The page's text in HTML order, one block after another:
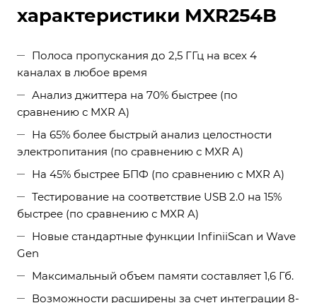
характеристики MXR254B
Полоса пропускания до 2,5 ГГц на всех 4
каналах в любое время
Анализ джиттера на 70% быстрее (по
сравнению с MXR A)
На 65% более быстрый анализ целостности
электропитания (по сравнению с MXR A)
На 45% быстрее БПФ (по сравнению с MXR A)
Тестирование на соответствие USB 2.0 на 15%
быстрее (по сравнению с MXR A)
Новые стандартные функции InfiniiScan и Wave
Gen
Максимальный объем памяти составляет 1,6 Гб.
Возможности расширены за счет интеграции 8-